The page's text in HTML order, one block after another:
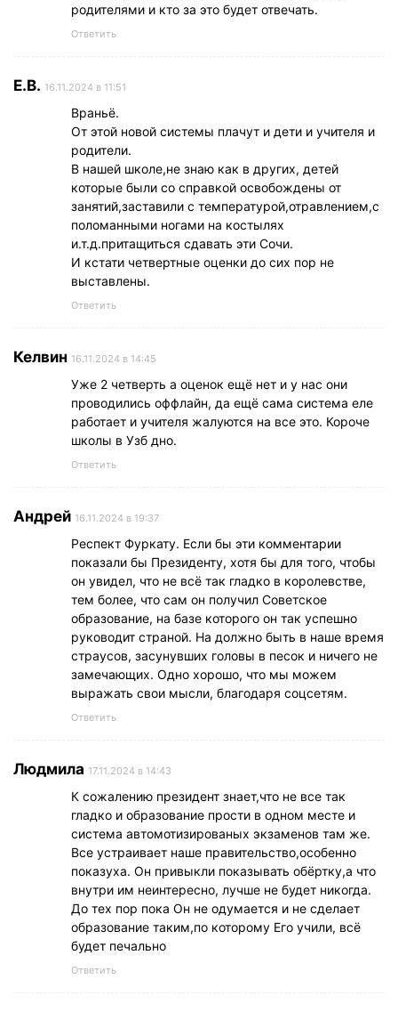
родителями и кто за это будет отвечать.
Ответить
Е.В. 16.11.2024 в 11:51
Враньё.
От этой новой системы плачут и дети и учителя и
родители.
В нашей школе,не знаю как в других, детей
которые были со справкой освобождены от
занятий,заставили с температурой,отравлением,с
поломанными ногами на костылях
и.т.д.притащиться сдавать эти Сочи.
И кстати четвертные оценки до сих пор не
выставлены.
Ответить
Келвин 16.11.2024 в 14:45
Уже 2 четверть а оценок ещё нет и у нас они
проводились оффлайн, да ещё сама система еле
работает и учителя жалуются на все это. Короче
школы в Узб дно.
Ответить
Андрей 16.11.2024 в 19:37
Респект Фуркату. Если бы эти комментарии
показали бы Президенту, хотя бы для того, чтобы
он увидел, что не всё так гладко в королевстве,
тем более, что сам он получил Советское
образование, на базе которого он так успешно
руководит страной. На должно быть в наше время
страусов, засунувших головы в песок и ничего не
замечающих. Одно хорошо, что мы можем
выражать свои мысли, благодаря соцсетям.
Ответить
Людмила 17.11.2024 в 14:43
К сожалению президент знает,что не все так
гладко и образование прости в одном месте и
система автомотизированых экзаменов там же.
Все устраивает наше правительство,особенно
показуха. Он привыкли показывать обёртку,а что
внутри им неинтересно, лучше не будет никогда.
До тех пор пока Он не одумается и не сделает
образование таким,по которому Его учили, всё
будет печально
Ответить